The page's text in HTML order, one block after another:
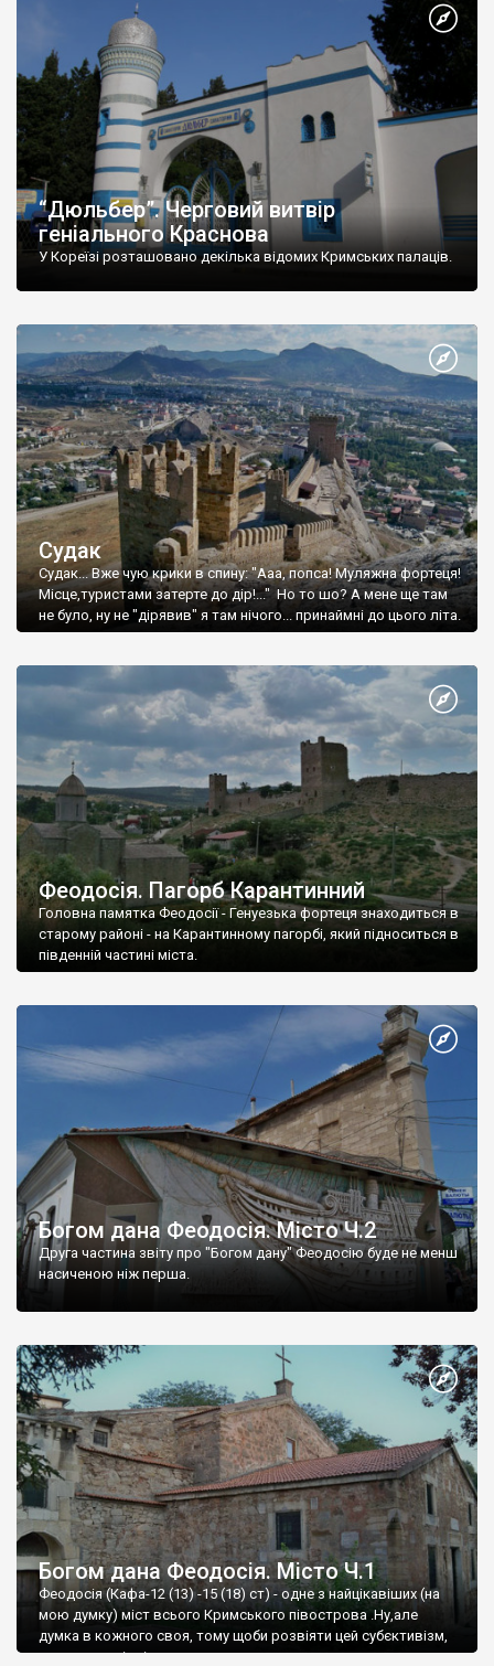
“Дюльбер”. Черговий витвір
геніального Краснова
У Кореїзі розташовано декілька відомих Кримських палаців.
Судак
Судак... Вже чую крики в спину: "Ааа, попса! Муляжна фортеця!
Місце,туристами затерте до дір!..." Но то шо? А мене ще там
не було, ну не "дірявив" я там нічого... принаймні до цього літа.
Феодосія. Пагорб Карантинний
Головна памятка Феодосії - Генуезька фортеця знаходиться в
старому районі - на Карантинному пагорбі, який підноситься в
південній частині міста.
Богом дана Феодосія. Місто Ч.2
Друга частина звіту про "Богом дану" Феодосію буде не менш
насиченою ніж перша.
Богом дана Феодосія. Місто Ч.1
Феодосія (Кафа-12 (13) -15 (18) ст) - одне з найцікавіших (на
мою думку) міст всього Кримського півострова .Ну,але
думка в кожного своя, тому щоби розвіяти цей субєктивізм,
запрошую відвідати це